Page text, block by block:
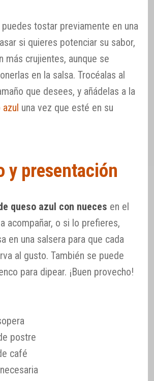
tostar previamente en una
si quieres potenciar su sabor,
más crujientes, aunque se
en la salsa. Trocéalas al
que desees, y añádelas a la
azul una vez que esté en su
y presentación
queso azul con nueces en el
acompañar, o si lo prefieres,
en una salsera para que cada
al gusto. También se puede
para dipear. ¡Buen provecho!
postre
café